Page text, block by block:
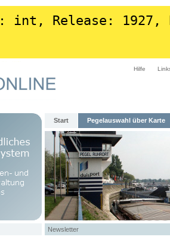
int, Release: 1927,
Hilfe
Start Pegelauswahl über Karte
Newsletter